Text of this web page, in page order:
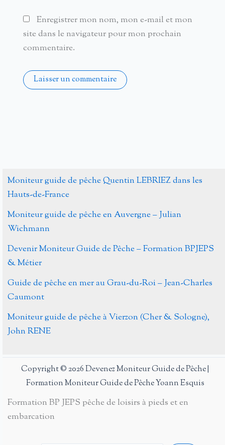
Enregistrer mon nom, mon e-mail et mon
site dans le navigateur pour mon prochain
commentaire.
Moniteur guide de pêche Quentin LEBRIEZ dans les
Hauts-de-France
Moniteur guide de pêche en Auvergne – Julian
Wichmann
Devenir Moniteur Guide de Pêche – Formation BPJEPS
& Métier
Guide de pêche en mer au Grau-du-Roi – Jean-Charles
Caumont
Moniteur guide de pêche à Vierzon (Cher & Sologne),
John RENE
Copyright © 2026 Devenez Moniteur Guide de Pêche |
Formation Moniteur Guide de Pêche Yoann Esquis
Formation BP JEPS pêche de loisirs à pieds et en
embarcation